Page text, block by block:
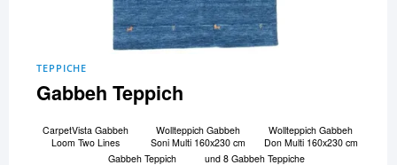
TEPPICHE
Gabbeh Teppich
CarpetVista Gabbeh
Loom Two Lines
Wollteppich Gabbeh
Soni Multi 160x230 cm
Wollteppich Gabbeh
Don Multi 160x230 cm
Gabbeh Teppich
und 8 Gabbeh Teppiche